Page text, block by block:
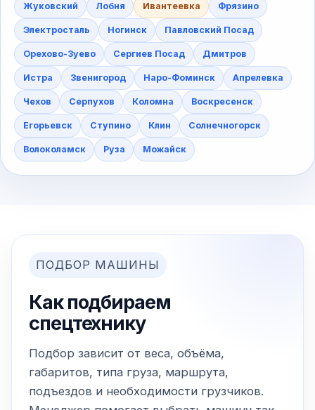
Жуковский Лобня Ивантеевка Фрязино
Электросталь Ногинск Павловский Посад
Орехово-Зуево Сергиев Посад Дмитров
Истра Звенигород Наро-Фоминск Апрелевка
Чехов Серпухов Коломна Воскресенск
Егорьевск Ступино Клин Солнечногорск
Волоколамск Руза Можайск
ПОДБОР МАШИНЫ
Как подбираем
спецтехнику
Подбор зависит от веса, объёма,
габаритов, типа груза, маршрута,
подъездов и необходимости грузчиков.